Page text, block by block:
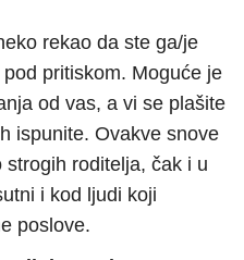
rekao da ste ga/je
pritiskom. Moguće je
od vas, a vi se plašite
ispunite. Ovakve snove
roditelja, čak i u
i kod ljudi koji
poslove.